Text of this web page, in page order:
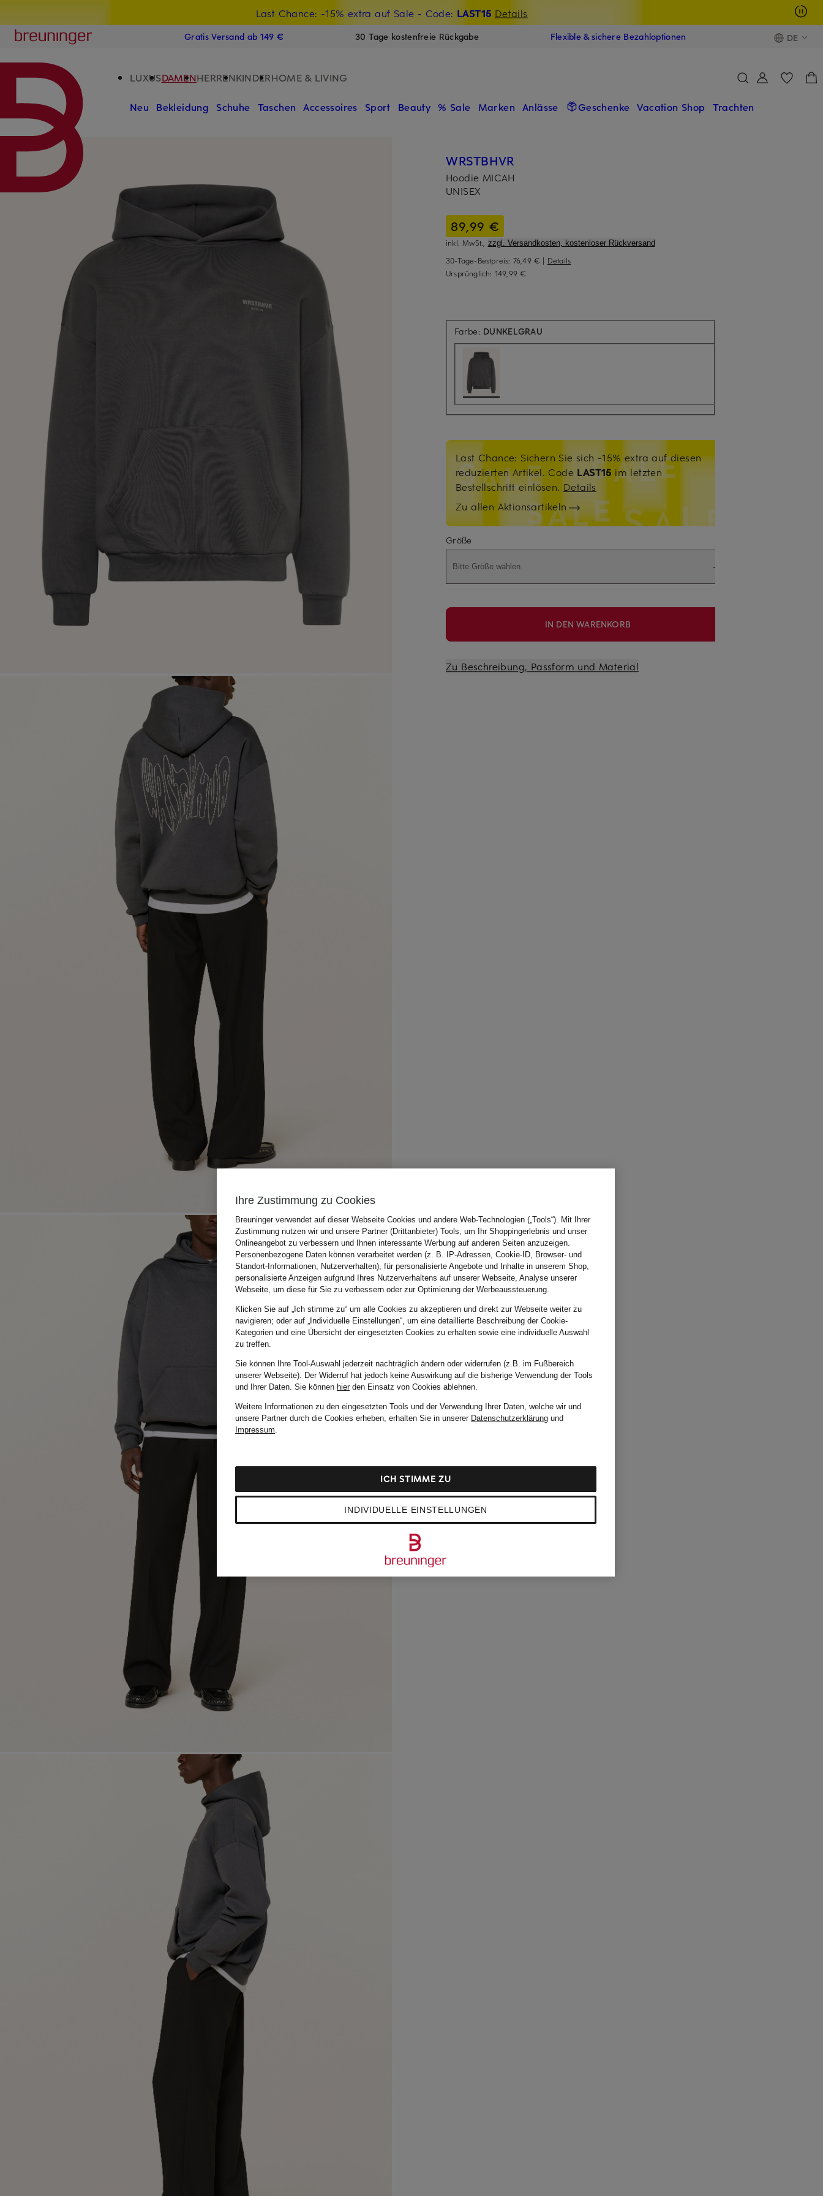
Last Chance: -15% extra auf Sale - Code: LAST15 Details
15€-Willkommensgutschein mit Beyond sichern
Breuninger
Gratis Versand ab 149 € 30 Tage kostenfreie Rückgabe Flexible & sichere Bezahloptionen DE
LUXUSDAMENHERRENKINDERHOME & LIVING
Neu Bekleidung Schuhe Taschen Accessoires Sport Beauty % Sale Marken Anlässe Geschenke Vacation Shop Trachten
WRSTBHVR
Hoodie MICAH
UNISEX
89,99 €
inkl. MwSt., zzgl. Versandkosten, kostenloser Rückversand
30-Tage-Bestpreis: 76,49 € | Details
Ursprünglich: 149,99 €
Farbe: DUNKELGRAU
Last Chance: Sichern Sie sich -15% extra auf diesen
reduzierten Artikel. Code LAST15 im letzten
Bestellschritt einlösen. Details
Zu allen Aktionsartikeln
Größe
Bitte Größe wählen
IN DEN WARENKORB
Zu Beschreibung, Passform und Material
Ihre Zustimmung zu Cookies
Breuninger verwendet auf dieser Webseite Cookies und andere Web-Technologien („Tools“). Mit Ihrer
Zustimmung nutzen wir und unsere Partner (Drittanbieter) Tools, um Ihr Shoppingerlebnis und unser
Onlineangebot zu verbessern und Ihnen interessante Werbung auf anderen Seiten anzuzeigen.
Personenbezogene Daten können verarbeitet werden (z. B. IP-Adressen, Cookie-ID, Browser- und
Standort-Informationen, Nutzerverhalten), für personalisierte Angebote und Inhalte in unserem Shop,
personalisierte Anzeigen aufgrund Ihres Nutzerverhaltens auf unserer Webseite, Analyse unserer
Webseite, um diese für Sie zu verbessern oder zur Optimierung der Werbeaussteuerung.
Klicken Sie auf „Ich stimme zu“ um alle Cookies zu akzeptieren und direkt zur Webseite weiter zu
navigieren; oder auf „Individuelle Einstellungen“, um eine detaillierte Beschreibung der Cookie-
Kategorien und eine Übersicht der eingesetzten Cookies zu erhalten sowie eine individuelle Auswahl
zu treffen.
Sie können Ihre Tool-Auswahl jederzeit nachträglich ändern oder widerrufen (z.B. im Fußbereich
unserer Webseite). Der Widerruf hat jedoch keine Auswirkung auf die bisherige Verwendung der Tools
und Ihrer Daten. Sie können hierden Einsatz von Cookies ablehnen.
Weitere Informationen zu den eingesetzten Tools und der Verwendung Ihrer Daten, welche wir und
unsere Partner durch die Cookies erheben, erhalten Sie in unserer Datenschutzerklärung und
Impressum.
INDIVIDUELLE EINSTELLUNGEN
ICH STIMME ZU